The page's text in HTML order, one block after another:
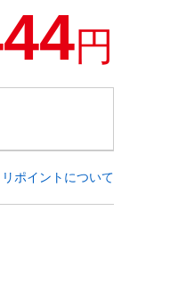
円
リポイントについて